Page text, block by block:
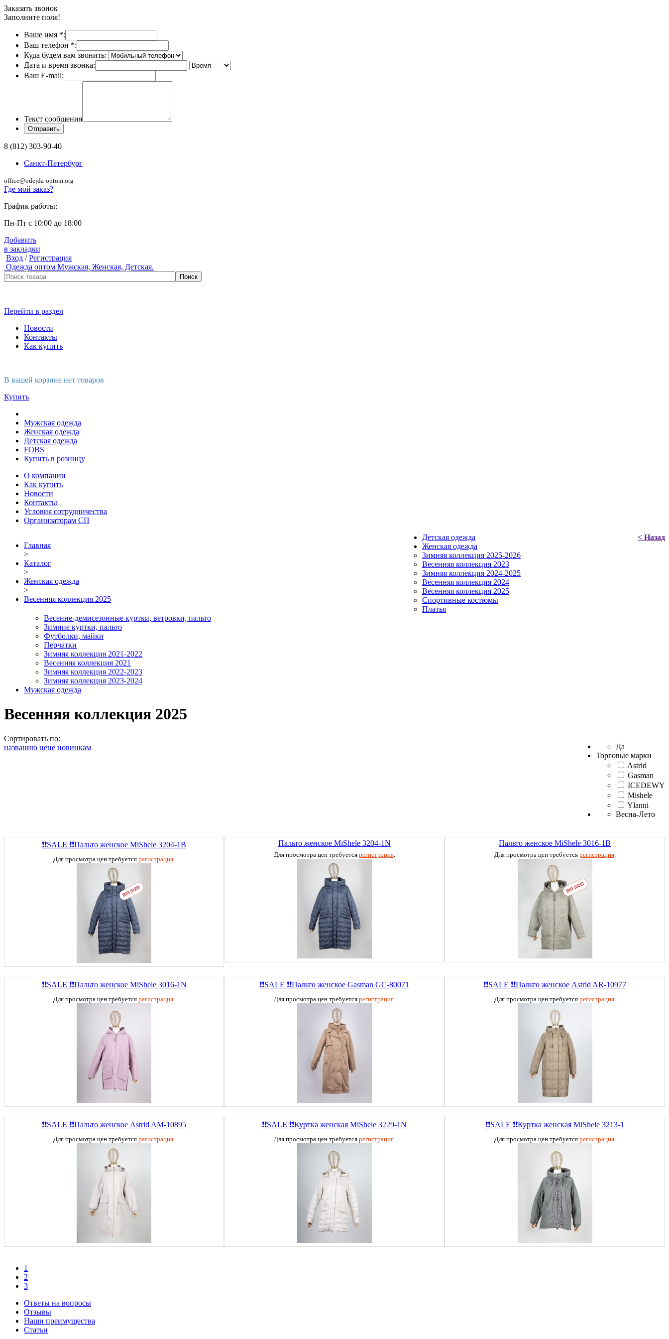
Заказать звонок
Заполните поля!
Ваше имя *:
Ваш телефон *:
Куда будем вам звонить:
Дата и время звонка:
Ваш E-mail:
Текст сообщения
8 (812) 303-90-40
Санкт-Петербург
office@odejda-optom.org
Где мой заказ?
График работы:
Пн-Пт с 10:00 до 18:00
Добавить
в закладки
Вход /Регистрация
Одежда оптом Мужская, Женская, Детская.
Перейти в раздел
Новости
Контакты
Как купить
В вашей корзине нет товаров
Купить
Мужская одежда
Женская одежда
Детская одежда
FOBS
Купить в розницу
О компании
Как купить
Новости
Контакты
Условия сотрудничества
Организаторам СП
Главная
>
Каталог
>
Женская одежда
>
Весенняя коллекция 2025
< Назад
Детская одежда
Женская одежда
Зимняя коллекция 2025-2026
Весенняя коллекция 2023
Зимняя коллекция 2024-2025
Весенняя коллекция 2024
Весенняя коллекция 2025
Спортивные костюмы
Платья
Весенне-демисезонные куртки, ветровки, пальто
Зимние куртки, пальто
Футболки, майки
Перчатки
Зимняя коллекция 2021-2022
Весенняя коллекция 2021
Зимняя коллекция 2022-2023
Зимняя коллекция 2023-2024
Мужская одежда
Весенняя коллекция 2025
Сортировать по:
названию цене новинкам
Да
Торговые марки
Astrid
Gasman
ICEDEWY
Mishele
Ylanni
Весна-Лето
❗❗SALE ❗❗Пальто женское MiShele 3204-1B
Для просмотра цен требуется регистрация
Пальто женское MiShele 3204-1N
Для просмотра цен требуется регистрация.
Пальто женское MiShele 3016-1B
Для просмотра цен требуется регистрация.
❗❗SALE ❗❗Пальто женское MiShele 3016-1N
Для просмотра цен требуется регистрация
❗❗SALE ❗❗Пальто женское Gasman GC-80071
Для просмотра цен требуется регистрация.
❗❗SALE ❗❗Пальто женское Astrid AR-10977
Для просмотра цен требуется регистрация.
❗❗SALE ❗❗Пальто женское Astrid AM-10895
Для просмотра цен требуется регистрация
❗❗SALE ❗❗Куртка женская MiShele 3229-1N
Для просмотра цен требуется регистрация.
❗❗SALE ❗❗Куртка женская MiShele 3213-1
Для просмотра цен требуется регистрация.
1
2
3
Ответы на вопросы
Отзывы
Наши преимущества
Статьи